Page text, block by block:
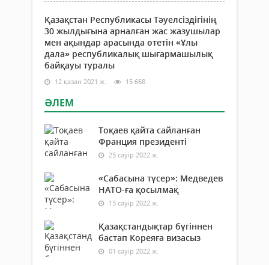
Қазақстан Республикасы Тәуелсіздігінің
30 жылдығына арналған жас жазушылар
мен ақындар арасында өтетін «Ұлы
дала» республикалық шығармашылық
байқауы туралы
12 қазан 2021 ж. 15 668
ӘЛЕМ
Тоқаев қайта сайланған
Франция президенті
25 сәуір 2022 ж.
«Сабасына түсер»: Медведев
НАТО-ға қосылмақ
15 сәуір 2022 ж.
Қазақстандықтар бүгіннен
бастап Кореяға визасыз
01 сәуір 2022 ж.